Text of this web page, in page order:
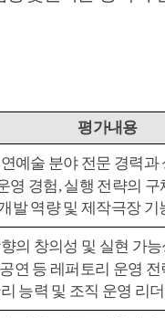
평가내용
예술 분야 전문 경력과
영 경험, 실행 전략의 구
발 역량 및 제작극장 기
의 창의성 및 실현 가
연 등 레퍼토리 운영 전
능력 및 조직 운영 리